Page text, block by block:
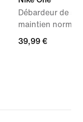
Débardeur de
maintien normal
39,99 €
39,99 €